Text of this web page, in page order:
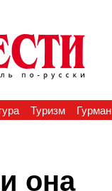
Туризм Гурман
она